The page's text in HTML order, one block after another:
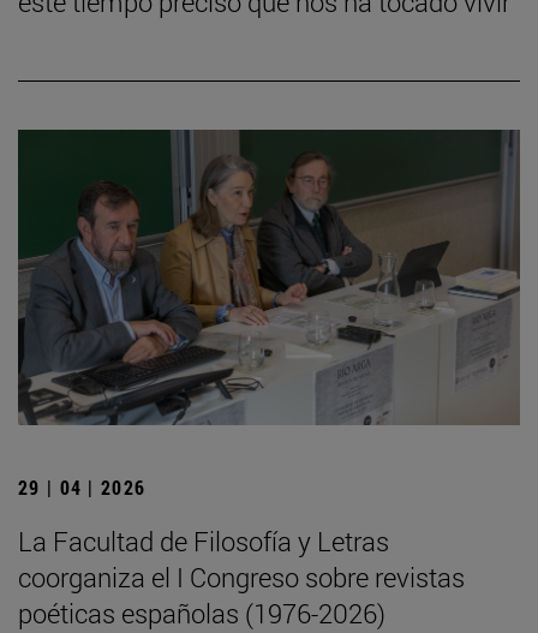
29 | 04 | 2026
La Facultad de Filosofía y Letras
coorganiza el I Congreso sobre revistas
poéticas españolas (1976-2026)